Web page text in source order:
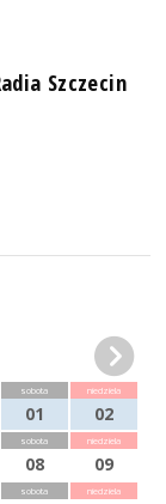
Szczecin
sobota
01
niedziela
02
sobota
08
niedziela
09
sobota niedziela